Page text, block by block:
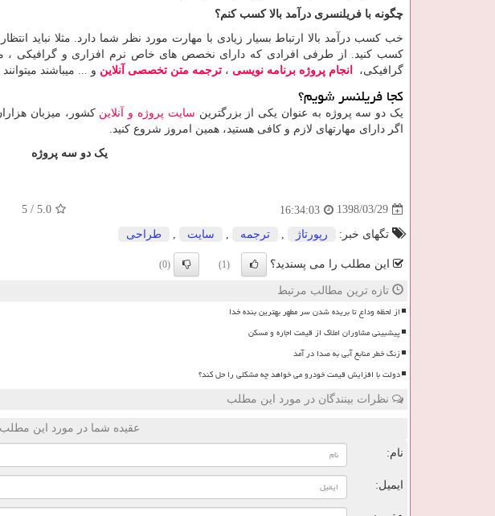
چگونه با فریلنسری درآمد بالا کسب کنم؟
خب کسب درآمد بالا ارتباط بسیار زیادی با مهارت مورد نظر شما دارد. مثلا نباید
کسب کنید. از طرفی افرادی که دارای نخصص های خاص نرم افزاری و گرافیکی ،
گرافیکی،
انجام پروژه برنامه نویسی ، ترجمه متن تخصصی آنلاین و ... میباشند
کجا فریلنسر شویم؟
یک دو سه پروژه به عنوان یکی از بزرگترین سایت پروژه و آنلاین کشور، میزبان
اگر دارای مهارتهای لازم و کافی هستید، همین امروز شروع کنید.
یک دو سه پروژه
1398/03/29
16:34:03
5.0
/
5
تگهای خبر: رپورتاژ ترجمه سایت طراحی
این مطلب را می پسندید؟ (1)
(0)
تازه ترین مطالب مرتبط
از لحظه وداع تا بریده شدن سر مطهر بهترین بنده خدا
پیشبینی مشاوران املاک از قیمت اجاره و مسکن
زنگ خطر منابع آبی به صدا در آمد
دولت با افزایش قیمت خودرو می خواهد چه مشکلی را حل کند؟
نظرات بینندگان در مورد این مطلب
عقیده شما در مورد این مطلب
نام:
ایمیل: